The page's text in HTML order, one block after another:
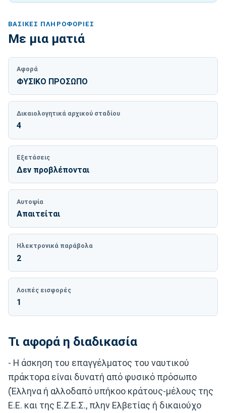
ΒΑΣΙΚΈΣ ΠΛΗΡΟΦΟΡΊΕΣ
Με μια ματιά
Αφορά
ΦΥΣΙΚΟ ΠΡΟΣΩΠΟ
Δικαιολογητικά αρχικού σταδίου
4
Εξετάσεις
Δεν προβλέπονται
Αυτοψία
Απαιτείται
Ηλεκτρονικά παράβολα
2
Λοιπές εισφορές
1
Τι αφορά η διαδικασία
- Η άσκηση του επαγγέλματος του ναυτικού
πράκτορα είναι δυνατή από φυσικό πρόσωπο
(Έλληνα ή αλλοδαπό υπήκοο κράτους-μέλους της
Ε.Ε. και της Ε.Ζ.Ε.Σ., πλην Ελβετίας ή δικαιούχο